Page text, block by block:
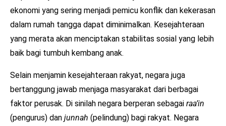
ekonomi yang sering menjadi pemicu konflik dan kekerasan
dalam rumah tangga dapat diminimalkan. Kesejahteraan
yang merata akan menciptakan stabilitas sosial yang lebih
baik bagi tumbuh kembang anak.
Selain menjamin kesejahteraan rakyat, negara juga
bertanggung jawab menjaga masyarakat dari berbagai
faktor perusak. Di sinilah negara berperan sebagai raa’in
(pengurus) dan junnah (pelindung) bagi rakyat. Negara